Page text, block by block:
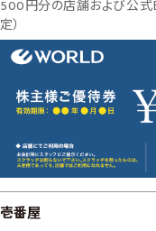
500円分の店舗および公式
定）
壱番屋